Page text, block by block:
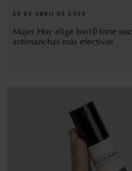
29 DE ABRIL DE 2026
Mujer Hoy elige bio10 forte
antimanchas más efectivos